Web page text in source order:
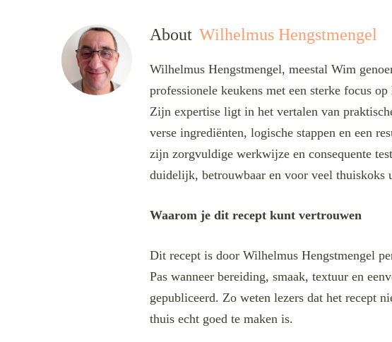
About Wilhelmus Hengstmengel
Wilhelmus Hengstmengel, meestal Wim
professionele keukens met een sterke focus
Zijn expertise ligt in het vertalen van
verse ingrediënten, logische stappen en een
zijn zorgvuldige werkwijze en consequente
duidelijk, betrouwbaar en voor veel thuiskoks
Waarom je dit recept kunt vertrouwen
Dit recept is door Wilhelmus Hengstmengel
Pas wanneer bereiding, smaak, textuur en
gepubliceerd. Zo weten lezers dat het recept
thuis echt goed te maken is.